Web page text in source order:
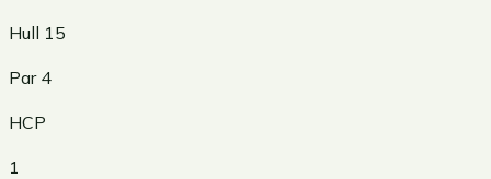
Hull 15
Par 4
HCP
1